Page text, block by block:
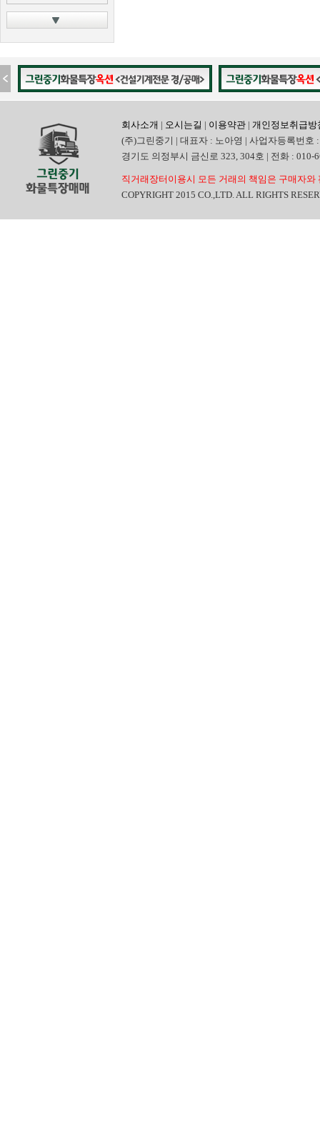
회사소개 | 오시는길 | 이용약관 | 개인정보취급방
(주)그린중기 | 대표자 : 노아영 | 사업자등록번호
경기도 의정부시 금신로 323, 304호 | 전화 :
직거래장터이용시 모든 거래의 책임은 구매자
COPYRIGHT 2015 CO.,LTD. ALL RIGHTS